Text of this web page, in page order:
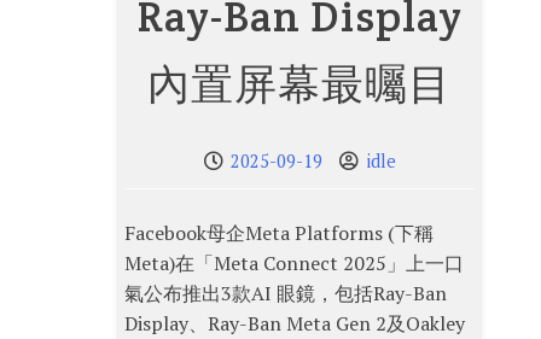
Ray-Ban Display
內置屏幕最曯目
2025-09-19 idle
Facebook母企Meta Platforms (下稱
Meta)在「Meta Connect 2025」上一口
氣公布推出3款AI 眼鏡，包括Ray-Ban
Display、Ray-Ban Meta Gen 2及Oakley